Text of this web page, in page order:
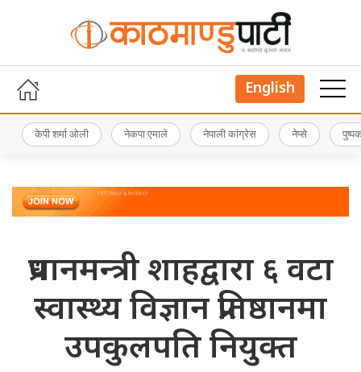
English
केपी शर्मा ओली नेकपा एमाले नेपाली कांग्रेस नेप्से
प्रधानमन्त्री शाहद्वारा ६ वटा
स्वास्थ्य विज्ञान प्रतिष्ठानमा
उपकुलपति नियुक्त